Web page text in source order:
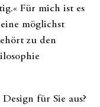
Für mich ist es
möglichst
zu den
für Sie aus?